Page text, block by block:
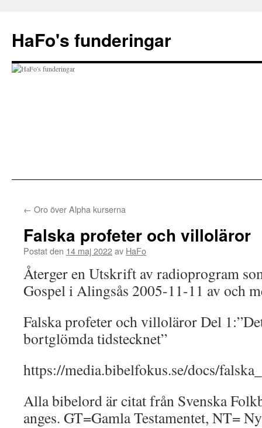
innehåll
HaFo's funderingar
← Oro över Alpha kurserna
Falska profeter och villoläror
Postat den 14 maj 2022av HaFo
Återger en Utskrift av radioprogram
Gospel i Alingsås 2005-11-11 av och
Falska profeter och villoläror Del
bortglömda tidstecknet”
https://media.bibelfokus.se/docs/
Alla bibelord är citat från Svenska
anges. GT=Gamla Testamentet, NT=